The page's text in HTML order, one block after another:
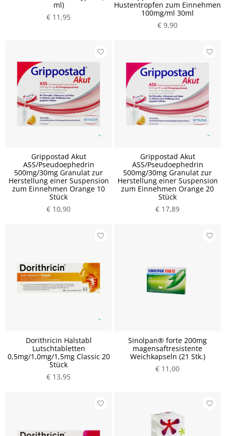
ml)
€ 11,95
Hustentropfen zum Einnehmen
100mg/ml 30ml
€ 9,90
Grippostad Akut
ASS/Pseudoephedrin
500mg/30mg Granulat zur
Herstellung einer Suspension
zum Einnehmen Orange 10
Stück
€ 10,90
Grippostad Akut
ASS/Pseudoephedrin
500mg/30mg Granulat zur
Herstellung einer Suspension
zum Einnehmen Orange 20
Stück
€ 17,89
Dorithricin Halstabl
Lutschtabletten
0,5mg/1,0mg/1,5mg Classic 20
Stück
€ 13,95
Sinolpan® forte 200mg
magensaftresistente
Weichkapseln (21 Stk.)
€ 11,00